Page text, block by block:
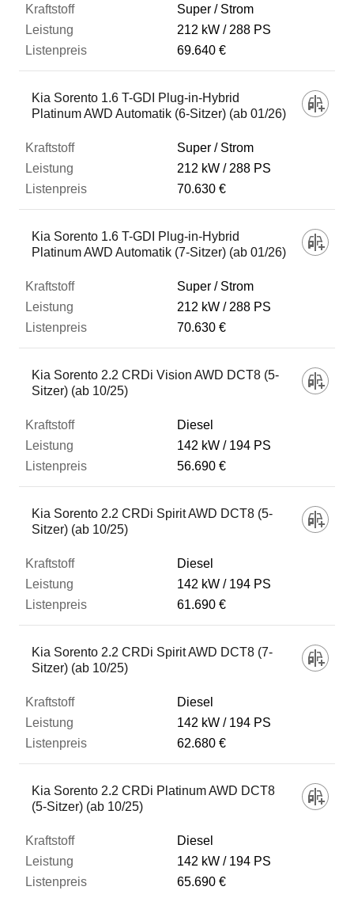
Super / Strom
212 kW
288 PS
69.640 €
Kia Sorento 1.6 T-GDI Plug-in-Hybrid
Platinum AWD Automatik (6-Sitzer) (ab 01/26)
Super / Strom
212 kW
288 PS
70.630 €
Kia Sorento 1.6 T-GDI Plug-in-Hybrid
Platinum AWD Automatik (7-Sitzer) (ab 01/26)
Super / Strom
212 kW
288 PS
70.630 €
Kia Sorento 2.2 CRDi Vision AWD DCT8 (5-
Sitzer) (ab 10/25)
Diesel
142 kW
194 PS
56.690 €
Kia Sorento 2.2 CRDi Spirit AWD DCT8 (5-
Sitzer) (ab 10/25)
Diesel
142 kW
194 PS
61.690 €
Kia Sorento 2.2 CRDi Spirit AWD DCT8 (7-
Sitzer) (ab 10/25)
Diesel
142 kW
194 PS
62.680 €
Kia Sorento 2.2 CRDi Platinum AWD DCT8
(5-Sitzer) (ab 10/25)
Diesel
142 kW
194 PS
65.690 €